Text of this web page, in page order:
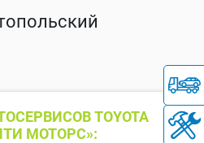
TOYOTA
МОТОРС»: